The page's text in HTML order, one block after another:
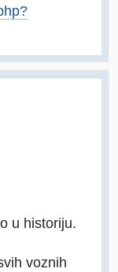
u historiju.
voznih